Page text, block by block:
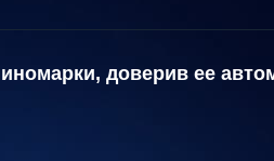
доверив ее